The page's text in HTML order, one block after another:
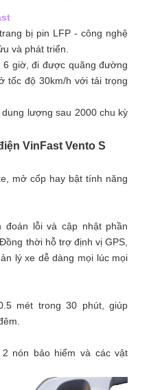
bị pin LFP - công nghệ
và phát triển.
6 giờ, đi được quãng đường
tốc độ 30km/h với tải trọng
lượng sau 2000 chu kỳ
VinFast Vento S
mở cốp hay bật tính năng
đoán lỗi và cập nhật phần
thời hỗ trợ định vị GPS,
lý xe dễ dàng mọi lúc mọi
mét trong 30 phút, giúp
nón bảo hiểm và các vật